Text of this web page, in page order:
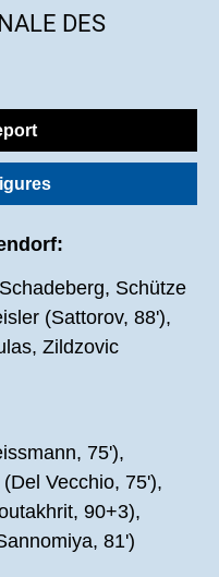
DES
ein Ende! Der Ball
der heute in
im Jahr
Blauen trafen
auf den
Stadtallendorf. Mit
zogen die
Pokalhalbfinale
war es einzig
stand.
auf der Bank und
Verletzung
Schütze
(Sattorov, 88'),
Zildzovic
75'),
Vecchio, 75'),
90+3),
81')